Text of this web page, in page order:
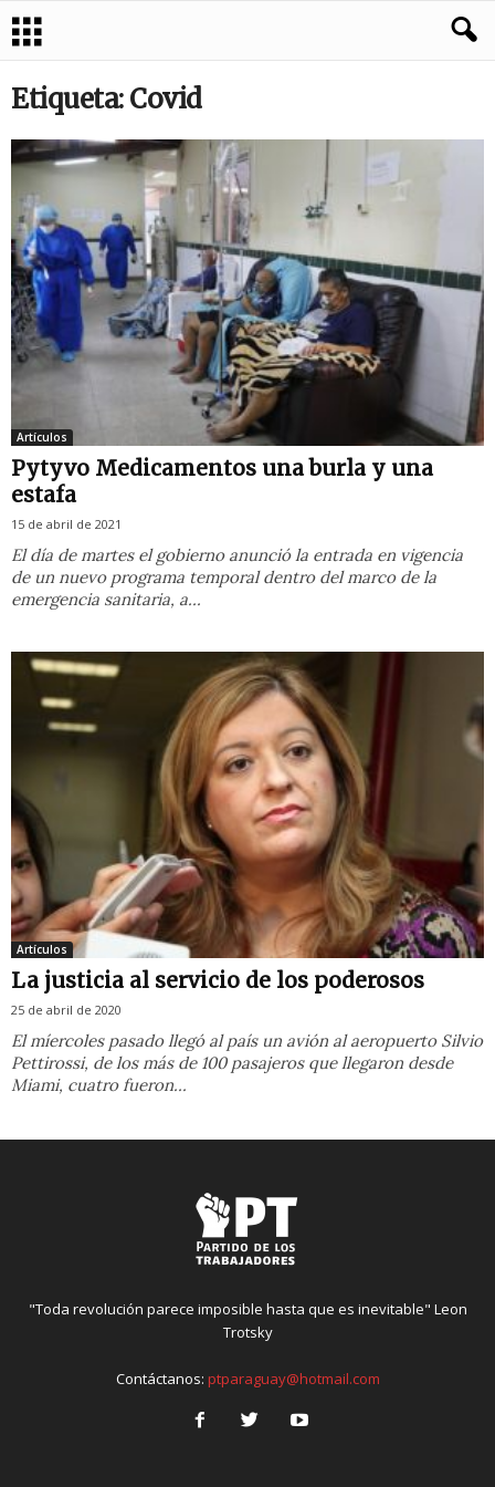
Etiqueta: Covid
Artículos
Pytyvo Medicamentos una burla y una
estafa
15 de abril de 2021
El día de martes el gobierno anunció la entrada en vigencia
de un nuevo programa temporal dentro del marco de la
emergencia sanitaria, a...
Artículos
La justicia al servicio de los poderosos
25 de abril de 2020
El míercoles pasado llegó al país un avión al aeropuerto Silvio
Pettirossi, de los más de 100 pasajeros que llegaron desde
Miami, cuatro fueron...
"Toda revolución parece imposible hasta que es inevitable" Leon
Trotsky
Contáctanos: ptparaguay@hotmail.com